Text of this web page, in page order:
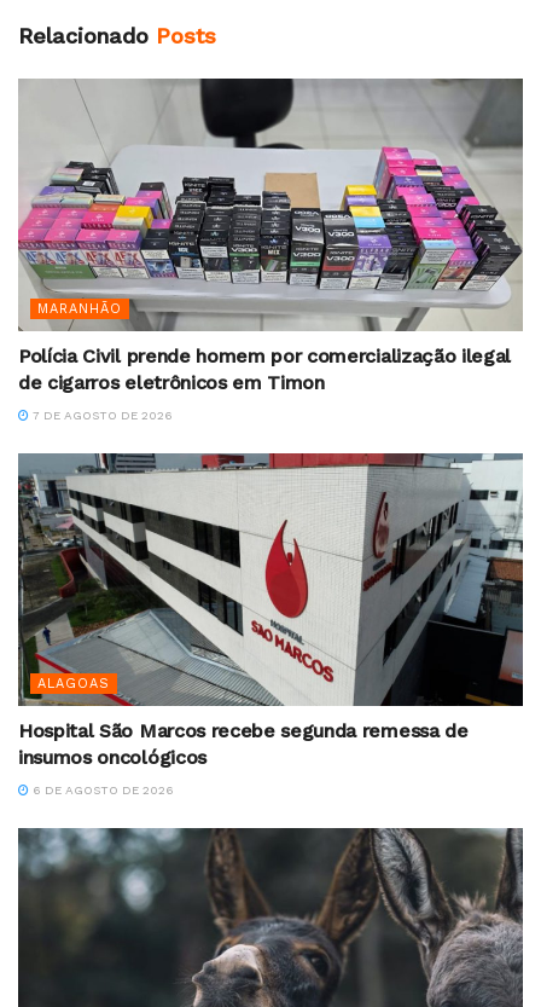
Relacionado Posts
MARANHÃO
Polícia Civil prende homem por comercialização ilegal
de cigarros eletrônicos em Timon
7 DE AGOSTO DE 2026
ALAGOAS
Hospital São Marcos recebe segunda remessa de
insumos oncológicos
6 DE AGOSTO DE 2026